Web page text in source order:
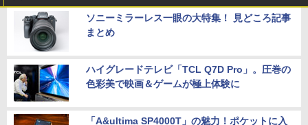
ソニーミラーレス一眼の大特集！ 見どころ記事
まとめ
ハイグレードテレビ「TCL Q7D Pro」。圧巻の
色彩美で映画＆ゲームが極上体験に
「A&ultima SP4000T」の魅力！ポケットに入